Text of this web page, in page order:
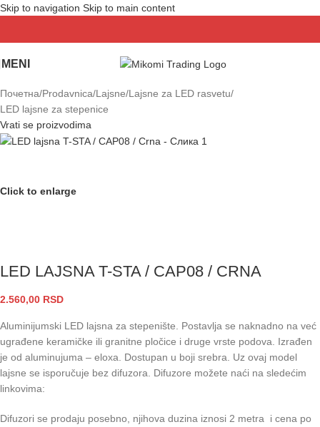
Skip to navigation Skip to main content
MENI
Почетна/Prodavnica/Lajsne/Lajsne za LED rasvetu/
LED lajsne za stepenice
Vrati se proizvodima
Click to enlarge
LED LAJSNA T-STA / CAP08 / CRNA
2.560,00 RSD
Aluminijumski LED lajsna za stepenište. Postavlja se naknadno na već
ugrađene keramičke ili granitne pločice i druge vrste podova. Izrađen
je od aluminujuma – eloxa. Dostupan u boji srebra. Uz ovaj model
lajsne se isporučuje bez difuzora. Difuzore možete naći na sledećim
linkovima:
Difuzori se prodaju posebno, njihova duzina iznosi 2 metra i cena po